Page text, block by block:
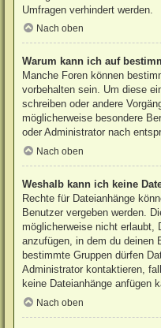
Umfragen verhindert werden.
Nach oben
Warum kann ich auf
Manche Foren können
vorbehalten sein. Um diese
schreiben oder andere
möglicherweise besondere
oder Administrator nach
Nach oben
Weshalb kann ich keine
Rechte für Dateianhänge
Benutzer vergeben werden.
möglicherweise nicht erlaubt,
anzufügen, in dem du deinen
bestimmte Gruppen dürfen
Administrator kontaktieren,
keine Dateianhänge anfügen
Nach oben